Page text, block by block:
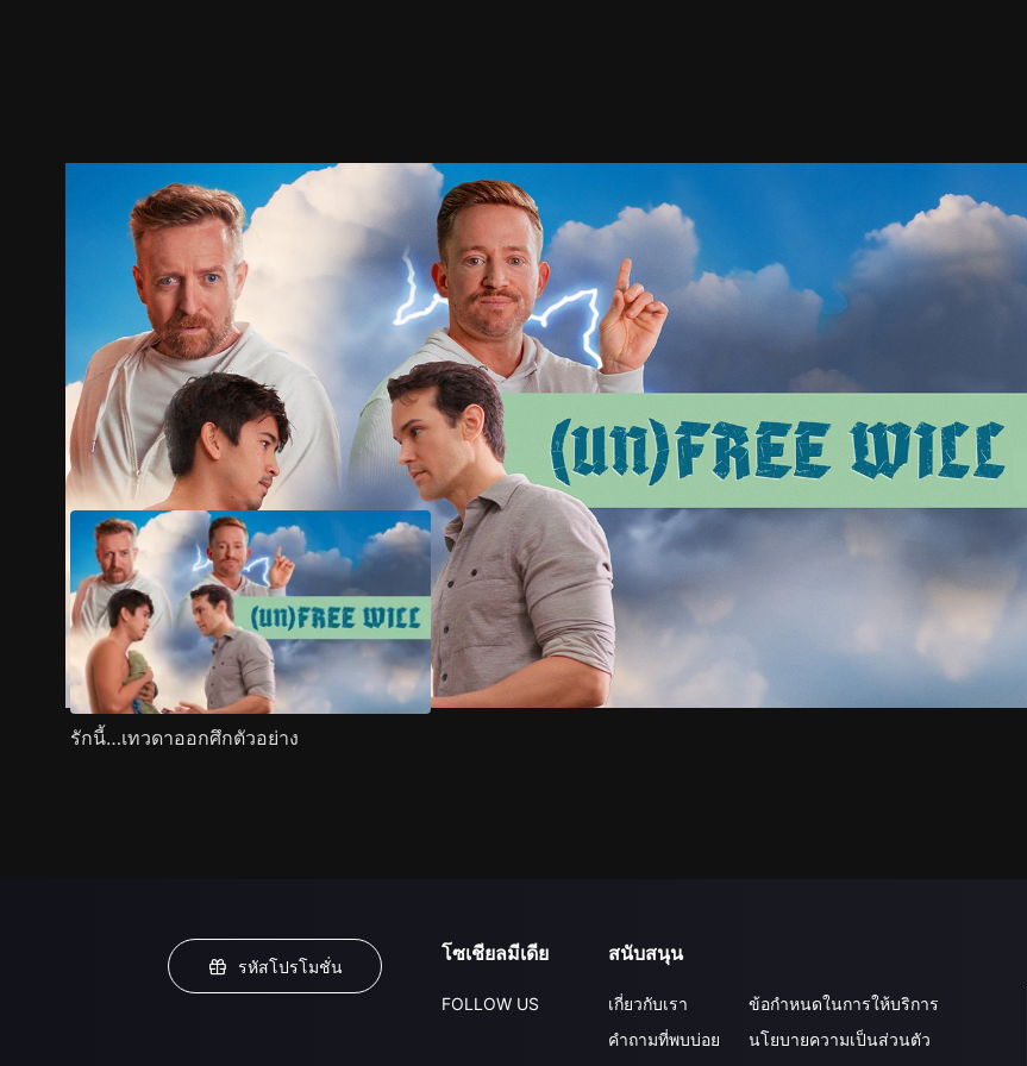
ตัวอย่าง ภาพนิ่ง เนื้อหาที่แนะนำ รายละเอียด
รักนี้…เทวดาออกศึกตัวอย่าง
รหัสโปรโมชั่น
โซเชียลมีเดีย
FOLLOW US
สนับสนุน
เกี่ยวกับเรา
คำถามที่พบบ่อย
ข้อกำหนดในการให้บริการ
นโยบายความเป็นส่วนตัว